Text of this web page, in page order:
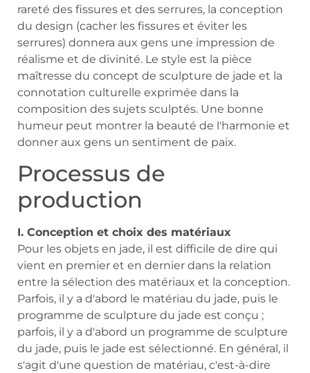
rareté des fissures et des serrures, la conception
du design (cacher les fissures et éviter les
serrures) donnera aux gens une impression de
réalisme et de divinité. Le style est la pièce
maîtresse du concept de sculpture de jade et la
connotation culturelle exprimée dans la
composition des sujets sculptés. Une bonne
humeur peut montrer la beauté de l'harmonie et
donner aux gens un sentiment de paix.
Processus de
production
I. Conception et choix des matériaux
Pour les objets en jade, il est difficile de dire qui
vient en premier et en dernier dans la relation
entre la sélection des matériaux et la conception.
Parfois, il y a d'abord le matériau du jade, puis le
programme de sculpture du jade est conçu ;
parfois, il y a d'abord un programme de sculpture
du jade, puis le jade est sélectionné. En général, il
s'agit d'une question de matériau, c'est-à-dire